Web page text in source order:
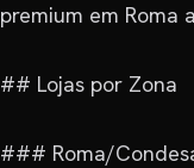
premium em Roma
## Lojas por Zona
### Roma/